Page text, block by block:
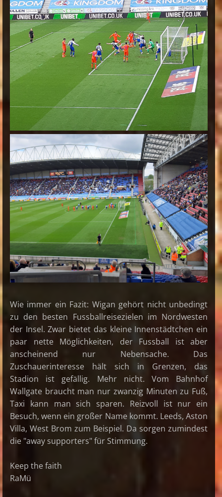
Wie immer ein Fazit: Wigan gehört nicht unbedingt
zu den besten Fussballreisezielen im Nordwesten
der Insel. Zwar bietet das kleine Innenstädtchen ein
paar nette Möglichkeiten, der Fussball ist aber
anscheinend nur Nebensache. Das
Zuschauerinteresse hält sich in Grenzen, das
Stadion ist gefällig. Mehr nicht. Vom Bahnhof
Wallgate braucht man nur zwanzig Minuten zu Fuß,
Taxi kann man sich sparen. Reizvoll ist nur ein
Besuch, wenn ein großer Name kommt. Leeds, Aston
Villa, West Brom zum Beispiel. Da sorgen zumindest
die "away supporters" für Stimmung.
Keep the faith
RaMü